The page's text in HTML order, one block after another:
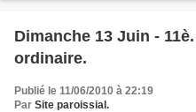
Dimanche 13 Juin -
ordinaire.
Publié le 11/06/2010 à 22:19
Par Site paroissial.